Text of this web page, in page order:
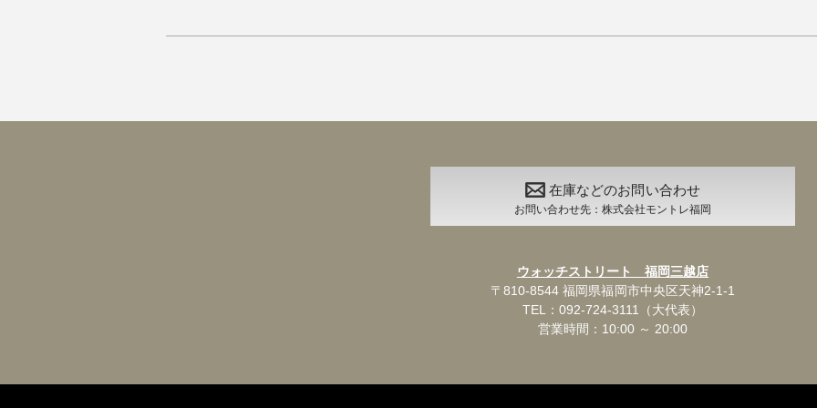
在庫などのお問い合わせ
お問い合わせ先：株式会社モントレ福岡
ウォッチストリート 福岡三越店
〒810-8544 福岡県福岡市中央区天神2-1-1
TEL：092-724-3111（大代表）
営業時間：10:00 ～ 20:00